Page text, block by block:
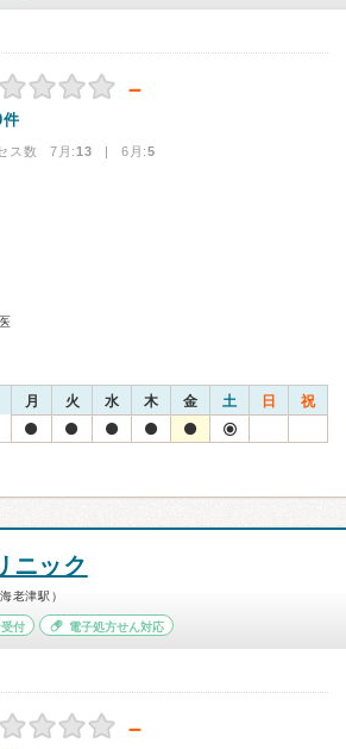
－
件
ス数 7月:13 | 6月:5
月 火 水 木 金 土 日 祝
ニック
老津駅）
付 電子処方せん対応
－